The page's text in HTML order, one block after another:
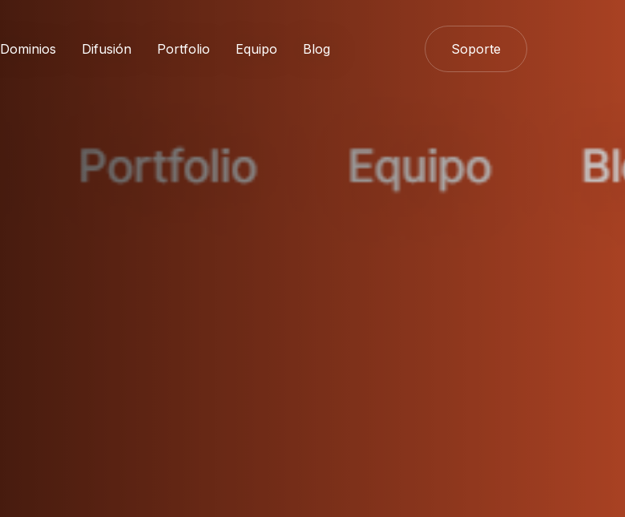
Soporte
Dominios Difusión Portfolio Equipo Blog